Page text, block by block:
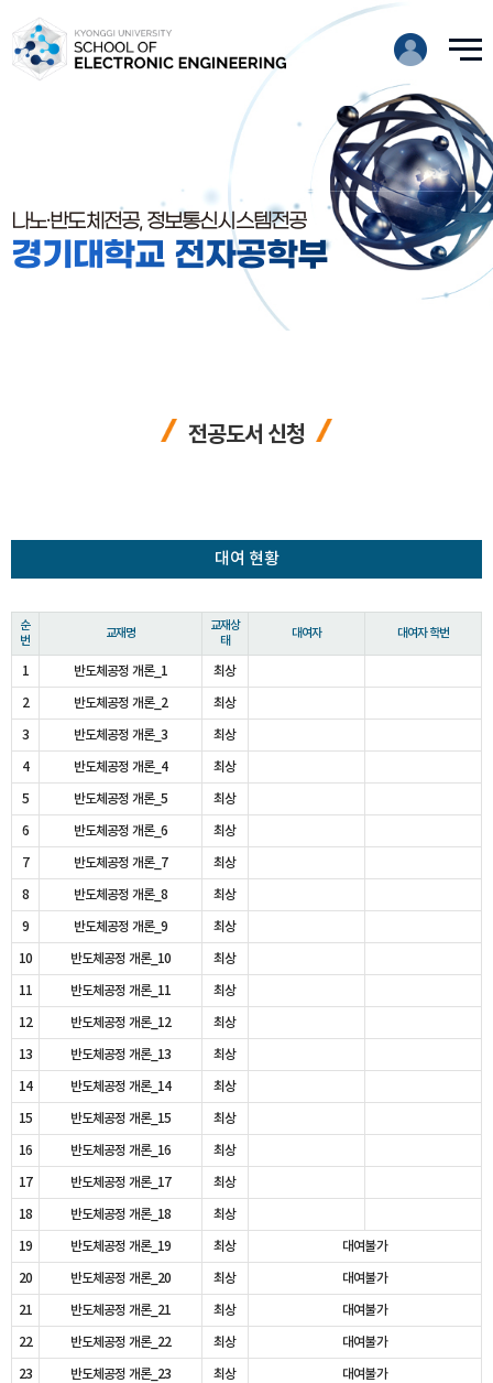
나노·반도체전공, 정보통신시스템전공
경기대학교 전자공학부
전공도서 신청
대여 현황
순
번
교재명
교재상
태
대여자 대여자 학번
1 반도체공정 개론_1 최상
2 반도체공정 개론_2 최상
3 반도체공정 개론_3 최상
4 반도체공정 개론_4 최상
5 반도체공정 개론_5 최상
6 반도체공정 개론_6 최상
7 반도체공정 개론_7 최상
8 반도체공정 개론_8 최상
9 반도체공정 개론_9 최상
10 반도체공정 개론_10 최상
11 반도체공정 개론_11 최상
12 반도체공정 개론_12 최상
13 반도체공정 개론_13 최상
14 반도체공정 개론_14 최상
15 반도체공정 개론_15 최상
16 반도체공정 개론_16 최상
17 반도체공정 개론_17 최상
18 반도체공정 개론_18 최상
19 반도체공정 개론_19 최상 대여불가
20 반도체공정 개론_20 최상 대여불가
21 반도체공정 개론_21 최상 대여불가
22 반도체공정 개론_22 최상 대여불가
23 반도체공정 개론_23 최상 대여불가